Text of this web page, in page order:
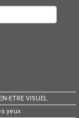
ETRE VISUEL
yeux